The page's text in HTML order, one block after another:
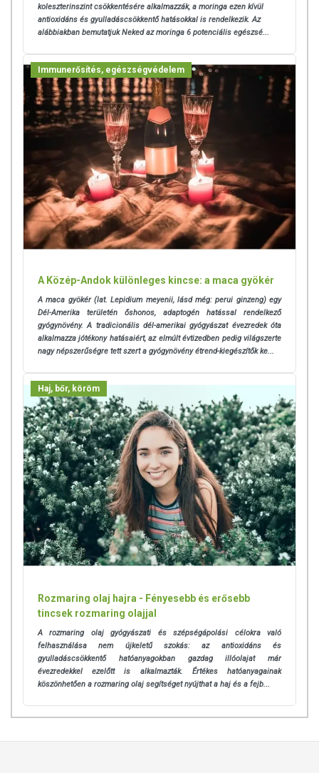
koleszterinszint csökkentésére alkalmazzák, a moringa ezen kívül
antioxidáns és gyulladáscsökkentő hatásokkal is rendelkezik. Az
alábbiakban bemutatjuk Neked az moringa 6 potenciális egészsé...
Immunerősítés, egészségvédelem
A Közép-Andok különleges kincse: a maca gyökér
A maca gyökér (lat. Lepidium meyenii, lásd még: perui ginzeng) egy
Dél-Amerika területén őshonos, adaptogén hatással rendelkező
gyógynövény. A tradicionális dél-amerikai gyógyászat évezredek óta
alkalmazza jótékony hatásaiért, az elmúlt évtizedben pedig világszerte
nagy népszerűségre tett szert a gyógynövény étrend-kiegészítők ke...
Haj, bőr, köröm
Rozmaring olaj hajra - Fényesebb és erősebb
tincsek rozmaring olajjal
A rozmaring olaj gyógyászati és szépségápolási célokra való
felhasználása nem újkeletű szokás: az antioxidáns és
gyulladáscsökkentő hatóanyagokban gazdag illóolajat már
évezredekkel ezelőtt is alkalmazták. Értékes hatóanyagainak
köszönhetően a rozmaring olaj segítséget nyújthat a haj és a fejb...